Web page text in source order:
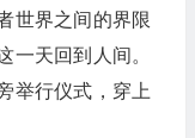
世界之间的界限
一天回到人间。
举行仪式，穿上